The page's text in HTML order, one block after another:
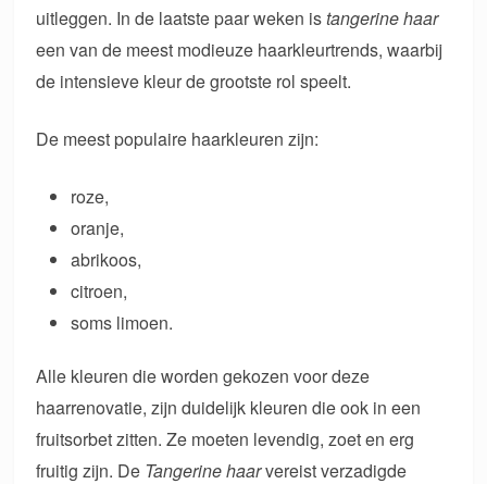
uitleggen. In de laatste paar weken istangerine haar
een van de meest modieuze haarkleurtrends, waarbij
de intensieve kleur de grootste rol speelt.
De meest populaire haarkleuren zijn:
roze,
oranje,
abrikoos,
citroen,
soms limoen.
Alle kleuren die worden gekozen voor deze
haarrenovatie, zijn duidelijk kleuren die ook in een
fruitsorbet zitten. Ze moeten levendig, zoet en erg
fruitig zijn. De Tangerine haarvereist verzadigde